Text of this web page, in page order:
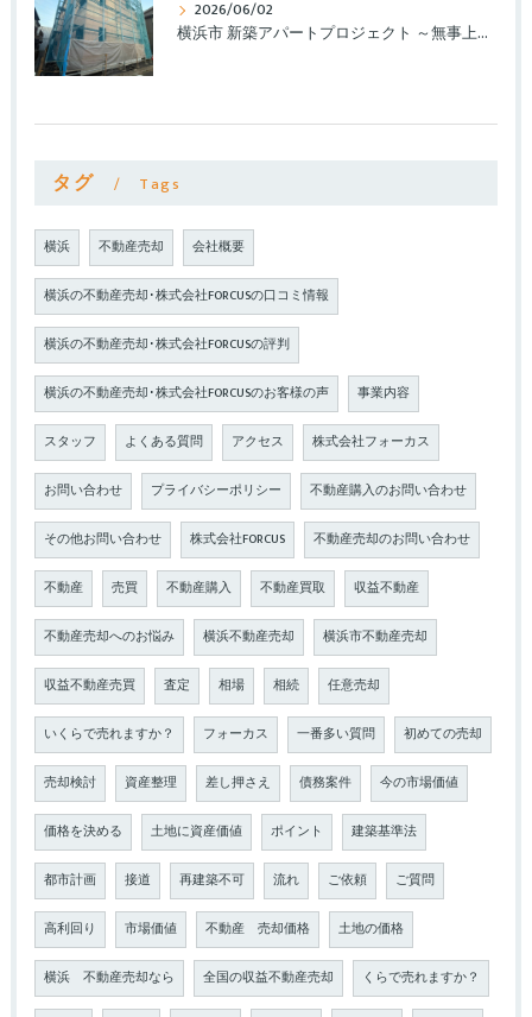
2026/06/02
横浜市 新築アパートプロジェクト ～無事上棟いたしました～
タグ Tags
横浜 不動産売却 会社概要
横浜の不動産売却･株式会社FORCUSの口コミ情報
横浜の不動産売却･株式会社FORCUSの評判
横浜の不動産売却･株式会社FORCUSのお客様の声 事業内容
スタッフ よくある質問 アクセス 株式会社フォーカス
お問い合わせ プライバシーポリシー 不動産購入のお問い合わせ
その他お問い合わせ 株式会社FORCUS 不動産売却のお問い合わせ
不動産 売買 不動産購入 不動産買取 収益不動産
不動産売却へのお悩み 横浜不動産売却 横浜市不動産売却
収益不動産売買 査定 相場 相続 任意売却
いくらで売れますか？ フォーカス 一番多い質問 初めての売却
売却検討 資産整理 差し押さえ 債務案件 今の市場価値
価格を決める 土地に資産価値 ポイント 建築基準法
都市計画 接道 再建築不可 流れ ご依頼 ご質問
高利回り 市場価値 不動産 売却価格 土地の価格
横浜 不動産売却なら 全国の収益不動産売却 くらで売れますか？